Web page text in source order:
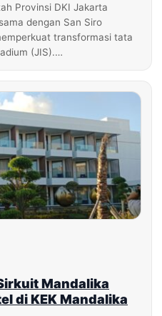
Provinsi DKI Jakarta
dengan San Siro
transformasi tata
(JIS).…
Mandalika
di KEK Mandalika